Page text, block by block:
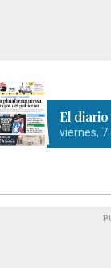
El
viernes, 7